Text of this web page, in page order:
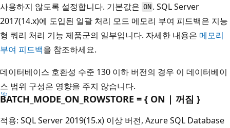
사용하지 않도록 설정합니다. 기본값은 ON . SQL Server
2017(14.x)에 도입된 일괄 처리 모드 메모리 부여 피드백은 지능
형 쿼리 처리 기능 제품군의 일부입니다. 자세한 내용은 메모리
부여 피드백을 참조하세요.
데이터베이스 호환성 수준 130 이하 버전의 경우 이 데이터베이
스 범위 구성은 영향을 주지 않습니다.
BATCH_MODE_ON_ROWSTORE = { ON | 꺼짐 }
적용: SQL Server 2019(15.x) 이상 버전, Azure SQL Database